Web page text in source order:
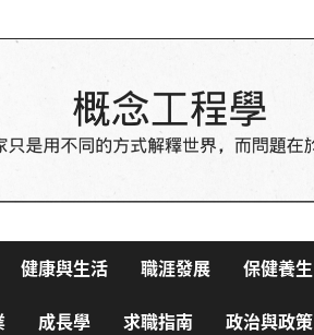
健康與生活 職涯發展 保健養生
成長學 求職指南 政治與政策